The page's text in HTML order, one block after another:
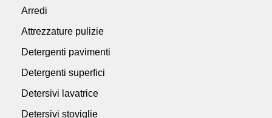
Arredi
Attrezzature pulizie
Detergenti pavimenti
Detergenti superfici
Detersivi lavatrice
Detersivi stoviglie